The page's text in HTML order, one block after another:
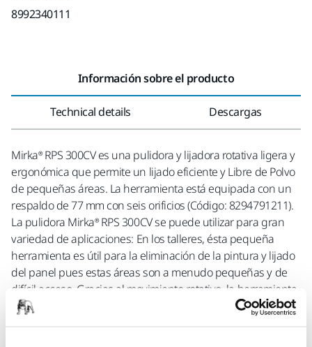
8992340111
Información sobre el producto
Technical details Descargas
Mirka® RPS 300CV es una pulidora y lijadora rotativa ligera y
ergonómica que permite un lijado eficiente y Libre de Polvo
de pequeñas áreas. La herramienta está equipada con un
respaldo de 77 mm con seis orificios (Código: 8294791211).
La pulidora Mirka® RPS 300CV se puede utilizar para gran
variedad de aplicaciones: En los talleres, ésta pequeña
herramienta es útil para la eliminación de la pintura y lijado
del panel pues estas áreas son a menudo pequeñas y de
difícil acceso. Gracias al movimiento rotativo, la herramienta
proporciona la eficiencia necesaria para trabajar sobre